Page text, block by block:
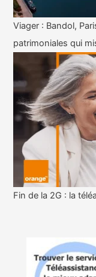
Viager : Bandol,
patrimoniales qui
Fin de la 2G : la